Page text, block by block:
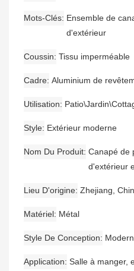
Mots-Clés Ensemble de
d'extérieur
Coussin Tissu imperméable
Cadre Aluminium de
Utilisation
Style Extérieur moderne
Nom Du Produit Canapé de
d'extérieur
Lieu D'origine Zhejiang,
Matériel Métal
Style De Conception
Application Salle à manger,